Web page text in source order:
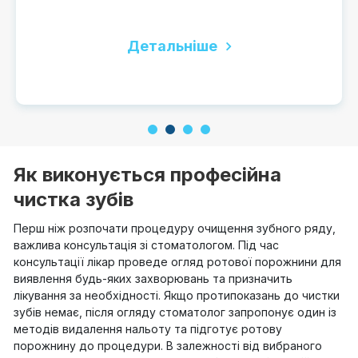
Детальніше
Як виконується професійна
чистка зубів
Перш ніж розпочати процедуру очищення зубного ряду,
важлива консультація зі стоматологом. Під час
консультації лікар проведе огляд ротової порожнини для
виявлення будь-яких захворювань та призначить
лікування за необхідності. Якщо протипоказань до чистки
зубів немає, після огляду стоматолог запропонує один із
методів видалення нальоту та підготує ротову
порожнину до процедури. В залежності від вибраного